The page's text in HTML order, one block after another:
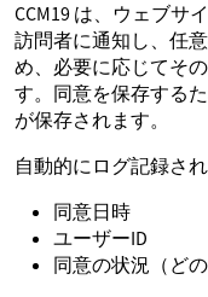
CCM19 は、ウェブサ
訪問者に通知し、任
め、必要に応じてそ
す。同意を保存する
が保存されます。
自動的にログ記録さ
同意日時
ユーザーID
同意の状況（ど